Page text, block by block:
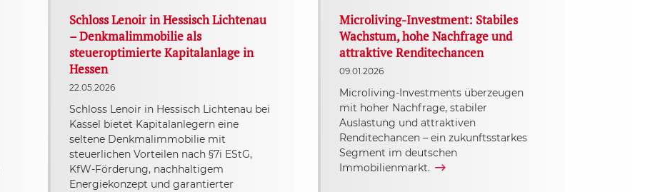
Schloss Lenoir in Hessisch Lichtenau
– Denkmalimmobilie als
steueroptimierte Kapitalanlage in
Hessen
22.05.2026
Schloss Lenoir in Hessisch Lichtenau bei
Kassel bietet Kapitalanlegern eine
seltene Denkmalimmobilie mit
steuerlichen Vorteilen nach §7i EStG,
KfW-Förderung, nachhaltigem
Energiekonzept und garantierter
Microliving-Investment: Stabiles
Wachstum, hohe Nachfrage und
attraktive Renditechancen
09.01.2026
Microliving-Investments überzeugen
mit hoher Nachfrage, stabiler
Auslastung und attraktiven
Renditechancen – ein zukunftsstarkes
Segment im deutschen
Immobilienmarkt.